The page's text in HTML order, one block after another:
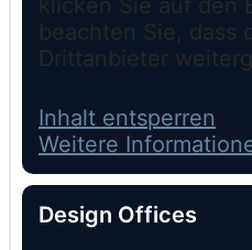
klicken Sie auf den
beachten Sie, dass
Drittanbieter
Inhalt entsperren
Weitere
Design Offices